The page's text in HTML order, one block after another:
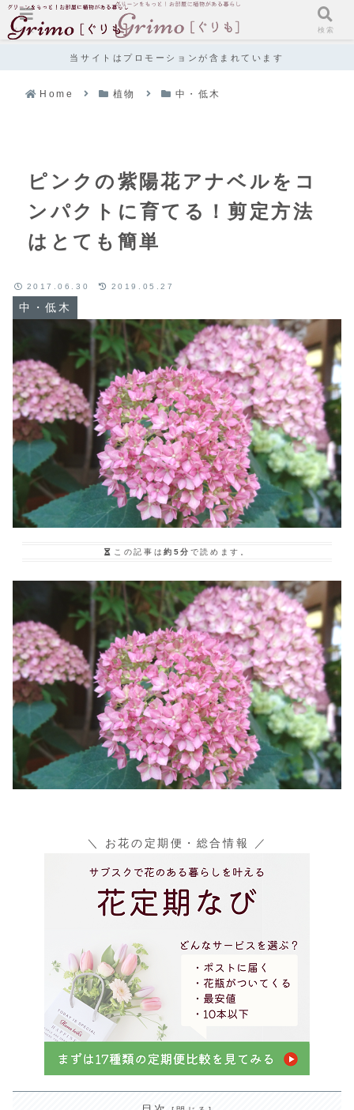
当サイトはプロモーションが含まれています
Home 植物 中・低木
ピンクの紫陽花アナベルをコ
ンパクトに育てる！剪定方法
はとても簡単
中・低木
2017.06.30 2019.05.27
この記事は約5分 で読めます。
＼ お花の定期便・総合情報 ／
メニュー 検索